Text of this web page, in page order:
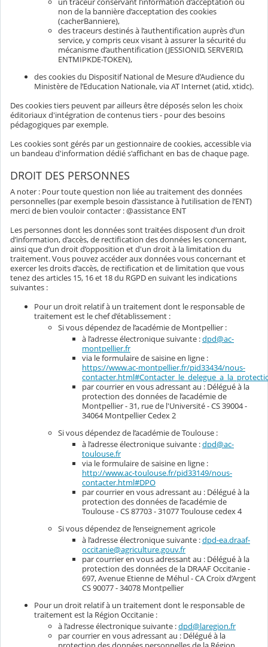
non de la bannière d’acceptation des cookies
(cacherBanniere),
des traceurs destinés à l’authentification auprès d’un
service, y compris ceux visant à assurer la sécurité du
mécanisme d’authentification (JESSIONID, SERVERID,
ENTMIPKDE-TOKEN),
des cookies du Dispositif National de Mesure d’Audience du
Ministère de l’Education Nationale, via AT Internet (atid, xtidc).
Des cookies tiers peuvent par ailleurs être déposés selon les choix
éditoriaux d'intégration de contenus tiers - pour des besoins
pédagogiques par exemple.
Les cookies sont gérés par un gestionnaire de cookies, accessible via
un bandeau d'information dédié s'affichant en bas de chaque page.
DROIT DES PERSONNES
A noter : Pour toute question non liée au traitement des données
personnelles (par exemple besoin d’assistance à l’utilisation de l’ENT)
merci de bien vouloir contacter : @assistance ENT
Les personnes dont les données sont traitées disposent d’un droit
d’information, d’accès, de rectification des données les concernant,
ainsi que d’un droit d’opposition et d'un droit à la limitation du
traitement. Vous pouvez accéder aux données vous concernant et
exercer les droits d’accès, de rectification et de limitation que vous
tenez des articles 15, 16 et 18 du RGPD en suivant les indications
suivantes :
Pour un droit relatif à un traitement dont le responsable de
traitement est le chef d’établissement :
Si vous dépendez de l’académie de Montpellier :
à l’adresse électronique suivante :dpd@ac-
montpellier.fr
via le formulaire de saisine en ligne :
https://www.ac-montpellier.fr/pid33434/nous-
par courrier en vous adressant au : Délégué à la
protection des données de l’académie de
Montpellier - 31, rue de l'Université - CS 39004 -
34064 Montpellier Cedex 2
Si vous dépendez de l’académie de Toulouse :
à l’adresse électronique suivante :dpd@ac-
toulouse.fr
via le formulaire de saisine en ligne :
http://www.ac-toulouse.fr/pid33149/nous-
contacter.html#DPO
par courrier en vous adressant au : Délégué à la
protection des données de l’académie de
Toulouse - CS 87703 - 31077 Toulouse cedex 4
Si vous dépendez de l’enseignement agricole
à l’adresse électronique suivante :dpd-ea.draaf-
occitanie@agriculture.gouv.fr
par courrier en vous adressant au : Délégué à la
protection des données de la DRAAF Occitanie -
697, Avenue Etienne de Méhul - CA Croix d’Argent
CS 90077 - 34078 Montpellier
Pour un droit relatif à un traitement dont le responsable de
traitement est la Région Occitanie :
à l’adresse électronique suivante :dpd@laregion.fr
par courrier en vous adressant au : Délégué à la